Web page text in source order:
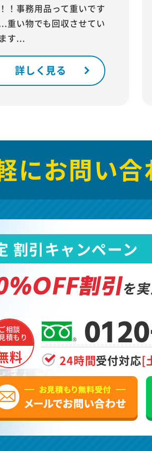
！事務用品って重いです
重い物でも回収させてい
す...
詳しく見る
にお問い
割引キャンペーン
割引を
ご相談
積もり
料 24時間受付対応[